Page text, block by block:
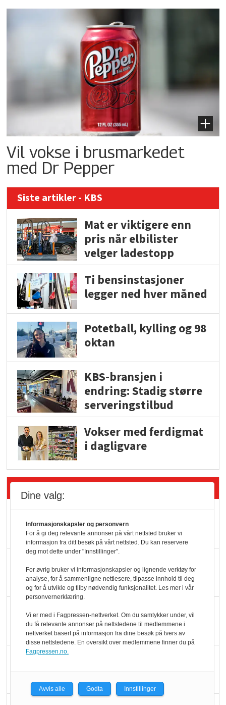
Vil vokse i brusmarkedet
med Dr Pepper
Siste artikler - KBS
Mat er viktigere enn
pris når elbilister
velger ladestopp
Ti bensinstasjoner
legger ned hver måned
Potetball, kylling og 98
oktan
KBS-bransjen i
endring: Stadig større
serveringstilbud
Vokser med ferdigmat
i dagligvare
Siste artikler - Butikk i praksis
dundrer videre
Slik opprettholdes
ølsalget
Færre varer, men fulle
hyller
Dine valg:
Informasjonskapsler og personvern
For å gi deg relevante annonser på vårt nettsted bruker vi
informasjon fra ditt besøk på vårt nettsted. Du kan reservere
deg mot dette under "Innstillinger".
For øvrig bruker vi informasjonskapsler og lignende verktøy for
analyse, for å sammenligne nettlesere, tilpasse innhold til deg
og for å utvikle og tilby nødvendig funksjonalitet. Les mer i vår
personvernerklæring.
Vi er med i Fagpressen-nettverket. Om du samtykker under, vil
du få relevante annonser på nettstedene til medlemmene i
nettverket basert på informasjon fra dine besøk på tvers av
disse nettstedene. En oversikt over medlemmene finner du på
Fagpressen.no.
Avvis alle Godta Innstillinger